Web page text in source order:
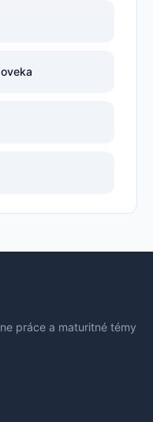
práce a maturitné témy